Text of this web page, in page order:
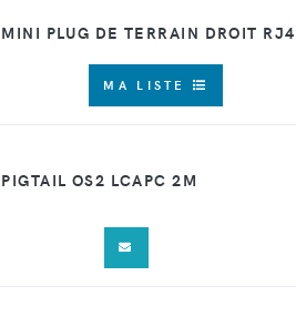
MINI PLUG DE TERRAIN DROIT RJ4
MA LISTE
PIGTAIL OS2 LCAPC 2M